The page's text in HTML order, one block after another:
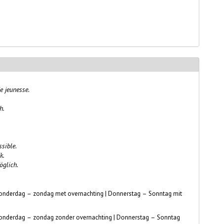
jeunesse.
– zondag met overnachting | Donnerstag – Sonntag mit
– zondag zonder overnachting | Donnerstag – Sonntag